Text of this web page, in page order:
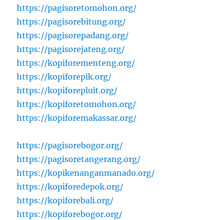
https://pagisoretomohon.org/
https://pagisorebitung.org/
https://pagisorepadang.org/
https://pagisorejateng.org/
https://kopiforementeng.org/
https://kopiforepik.org/
https://kopiforepluit.org/
https://kopiforetomohon.org/
https://kopiforemakassar.org/
https://pagisorebogor.org/
https://pagisoretangerang.org/
https://kopikenanganmanado.org/
https://kopiforedepok.org/
https://kopiforebali.org/
https://kopiforebogor.org/